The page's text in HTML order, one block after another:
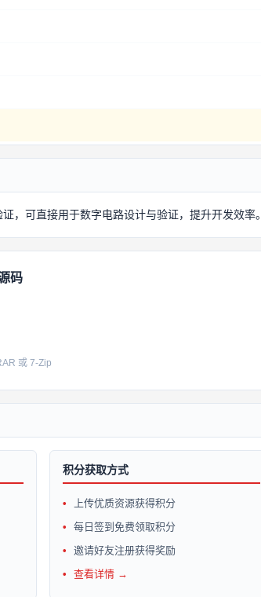
，可直接用于数字电路设计与验证，提升开发效率。
码
或 7-Zip
积分获取方式
上传优质资源获得积分
每日签到免费领取积分
邀请好友注册获得奖励
查看详情 →